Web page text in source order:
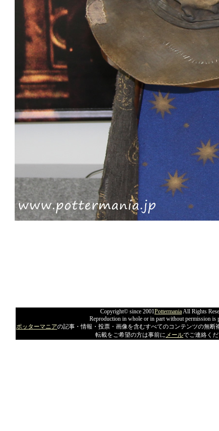
Copyright© since 2001PottermaniaAll Rights
Reproduction in whole or in part without permission is
ポッターマニアの記事・情報・投票・画像を含むすべてのコンテンツの無断
転載をご希望の方は事前に メールでご連絡く